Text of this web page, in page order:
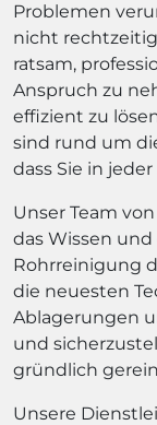
Problemen
nicht
ratsam,
Anspruch zu
effizient zu
sind rund um
dass Sie in
Unser Team
das Wissen
Rohrreinigung
die neuesten
Ablagerungen
und
gründlich
Unsere